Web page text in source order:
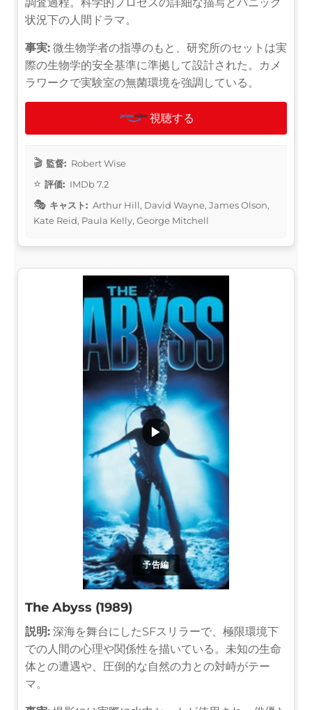
状況下の人間ドラマ。
事実: 微生物学者の指導のもと、研究所のセットは実
際の生物学的安全基準に準拠して設計された。カメ
ラワークで実験室の無菌環境を強調している。
視聴する
監督: Robert Wise
評価: IMDb 7.2
キャスト: Arthur Hill, David Wayne, James Olson,
Kate Reid, Paula Kelly, George Mitchell
予告編
▶
The Abyss (1989)
説明: 深海を舞台にしたSFスリラーで、極限環境下
での人間の心理や関係性を描いている。未知の生命
体との遭遇や、圧倒的な自然の力との対峙がテー
マ。